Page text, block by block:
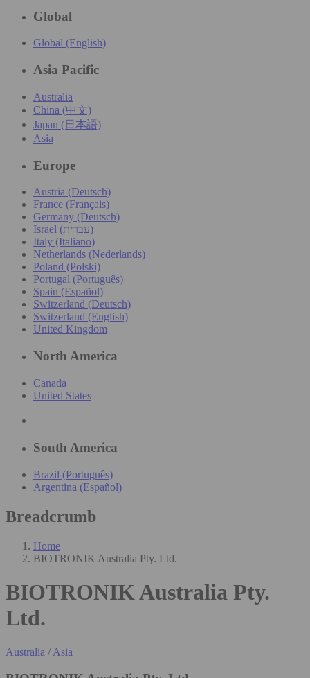
Global
Global (English)
Asia Pacific
Australia
China (中文)
Japan (日本語)
Asia
Europe
Austria (Deutsch)
France (Français)
Germany (Deutsch)
Israel (עִברִית)
Italy (Italiano)
Netherlands (Nederlands)
Poland (Polski)
Portugal (Português)
Spain (Español)
Switzerland (Deutsch)
Switzerland (English)
United Kingdom
North America
Canada
United States
South America
Brazil (Português)
Argentina (Español)
Breadcrumb
Home
BIOTRONIK Australia Pty. Ltd.
BIOTRONIK Australia Pty.
Ltd.
Australia / Asia